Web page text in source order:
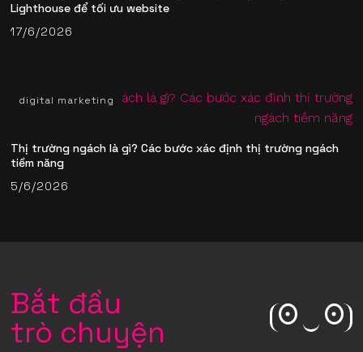
Lighthouse để tối ưu website
17/6/2026
digital marketing
Thị trường ngách là gì? Các bước xác định thị trường ngách
tiềm năng
5/6/2026
Bắt đầu
trò chuyện